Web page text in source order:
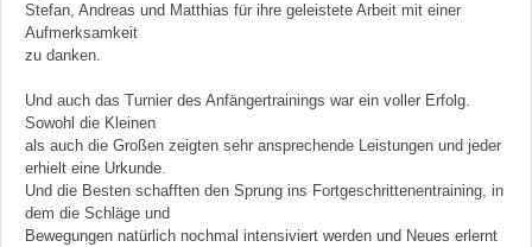
Stefan, Andreas und Matthias für ihre geleistete Arbeit mit einer
Aufmerksamkeit
zu danken.
Und auch das Turnier des Anfängertrainings war ein voller Erfolg.
Sowohl die Kleinen
als auch die Großen zeigten sehr ansprechende Leistungen und jeder
erhielt eine Urkunde.
Und die Besten schafften den Sprung ins Fortgeschrittenentraining, in
dem die Schläge und
Bewegungen natürlich nochmal intensiviert werden und Neues erlernt